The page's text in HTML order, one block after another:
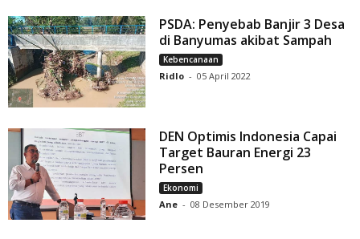
PSDA: Penyebab Banjir 3 Desa
di Banyumas akibat Sampah
Kebencanaan
Ridlo - 05 April 2022
DEN Optimis Indonesia Capai
Target Bauran Energi 23
Persen
Ekonomi
Ane - 08 Desember 2019